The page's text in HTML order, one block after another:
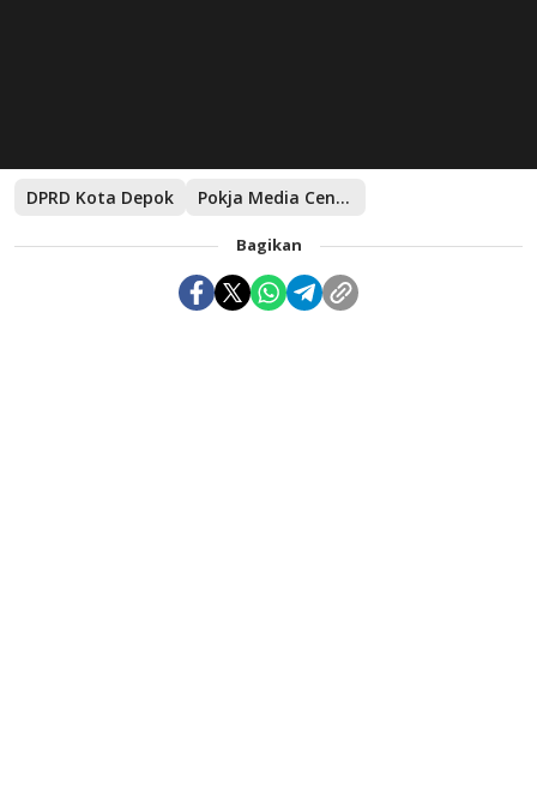
DPRD Kota Depok Pokja Media Center DPRD Kota Depok
Bagikan